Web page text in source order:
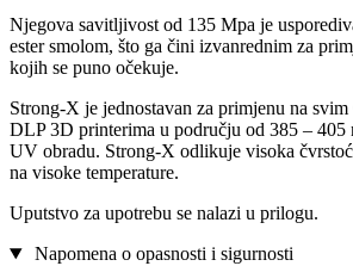
Njegova savitljivost od 135 Mpa je
ester smolom, što ga čini izvanrednim za
kojih se puno očekuje.
Strong-X je jednostavan za primjenu na
DLP 3D printerima u području od 385 – 405
UV obradu. Strong-X odlikuje visoka
na visoke temperature.
Uputstvo za upotrebu se nalazi u prilogu.
Napomena o opasnosti i sigurnosti